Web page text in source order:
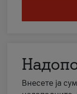
Внесете ја